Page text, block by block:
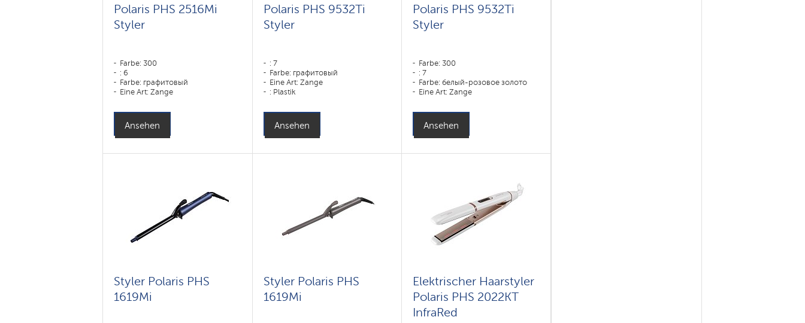
Polaris PHS 2516Mi
Styler
Farbe: 300
: 6
Farbe: графитовый
Eine Art: Zange
Ansehen
Polaris PHS 9532Ti
Styler
: 7
Farbe: графитовый
Eine Art: Zange
: Plastik
Ansehen
Polaris PHS 9532Ti
Styler
Farbe: 300
: 7
Farbe: белый-розовое золото
Eine Art: Zange
Ansehen
Styler Polaris PHS
1619Mi
Styler Polaris PHS
1619Mi
Elektrischer Haarstyler
Polaris PHS 2022KT
InfraRed